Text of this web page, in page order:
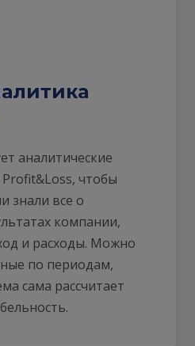
аналитические
чтобы
знали все о
компании,
и расходы. Можно
по периодам,
сама рассчитает